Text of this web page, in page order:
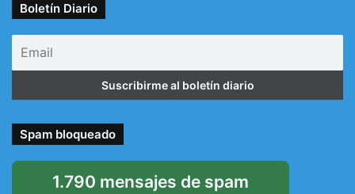
Boletín Diario
Spam bloqueado
1.790 mensajes de spam